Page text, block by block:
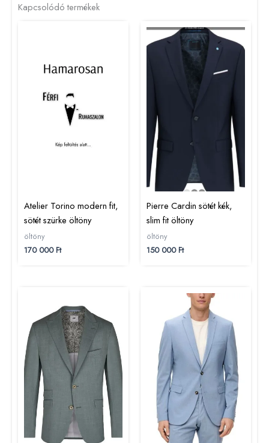
Kapcsolódó termékek
Atelier Torino modern fit,
sötét szürke öltöny
öltöny
170 000Ft
Pierre Cardin sötét kék,
slim fit öltöny
öltöny
150 000Ft